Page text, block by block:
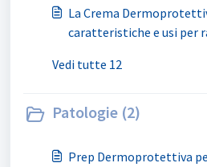
La Crema
caratteristiche e usi per
Vedi tutte 12
Patologie (2)
Prep Dermoprotettiva